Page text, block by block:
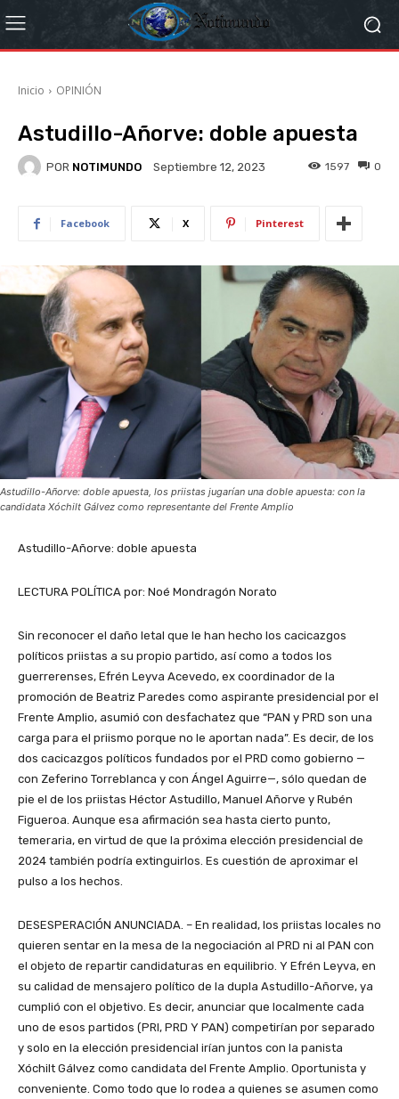
Inicio OPINIÓN
Astudillo-Añorve: doble apuesta
POR NOTIMUNDO Septiembre 12, 2023 0
1597
Facebook X Pinterest
Astudillo-Añorve: doble apuesta, los priistas jugarían una doble apuesta: con la
candidata Xóchilt Gálvez como representante del Frente Amplio
Astudillo-Añorve: doble apuesta
LECTURA POLÍTICA por: Noé Mondragón Norato
Sin reconocer el daño letal que le han hecho los cacicazgos
políticos priistas a su propio partido, así como a todos los
guerrerenses, Efrén Leyva Acevedo, ex coordinador de la
promoción de Beatriz Paredes como aspirante presidencial por el
Frente Amplio, asumió con desfachatez que “PAN y PRD son una
carga para el priismo porque no le aportan nada”. Es decir, de los
dos cacicazgos políticos fundados por el PRD como gobierno —
con Zeferino Torreblanca y con Ángel Aguirre—, sólo quedan de
pie el de los priistas Héctor Astudillo, Manuel Añorve y Rubén
Figueroa. Aunque esa afirmación sea hasta cierto punto,
temeraria, en virtud de que la próxima elección presidencial de
2024 también podría extinguirlos. Es cuestión de aproximar el
pulso a los hechos.
DESESPERACIÓN ANUNCIADA. – En realidad, los priistas locales no
quieren sentar en la mesa de la negociación al PRD ni al PAN con
el objeto de repartir candidaturas en equilibrio. Y Efrén Leyva, en
su calidad de mensajero político de la dupla Astudillo-Añorve, ya
cumplió con el objetivo. Es decir, anunciar que localmente cada
uno de esos partidos (PRI, PRD Y PAN) competirían por separado
y solo en la elección presidencial irían juntos con la panista
Xóchilt Gálvez como candidata del Frente Amplio. Oportunista y
conveniente. Como todo que lo rodea a quienes se asumen como